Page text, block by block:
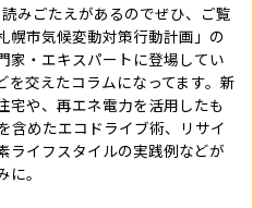
みごたえがあるのでぜひ、ご覧
幌市気候変動対策行動計画」の
家・エキスパートに登場してい
交えたコラムになってます。新
宅や、再エネ電力を活用したも
含めたエコドライブ術、リサイ
ライフスタイルの実践例などが
。